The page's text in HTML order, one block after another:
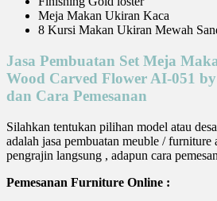
Meja Makan Ukiran Kaca
8 Kursi Makan Ukiran Mewah
Jasa Pembuatan Set Meja
Wood Carved Flower AI-051
dan Cara Pemesanan
Silahkan tentukan pilihan model atau
adalah jasa pembuatan meuble / furniture
pengrajin langsung , adapun cara
Pemesanan Furniture Online :